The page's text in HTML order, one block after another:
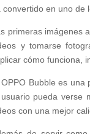
convertido en uno de
primeras imágenes
y tomarse
cómo funciona,
OPPO Bubble es
pueda verse
con una mejor